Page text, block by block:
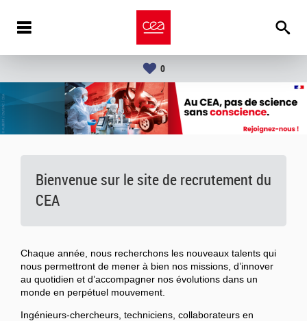
0
Bienvenue sur le site de recrutement du
CEA
Chaque année, nous recherchons les nouveaux talents qui
nous permettront de mener à bien nos missions, d’innover
au quotidien et d’accompagner nos évolutions dans un
monde en perpétuel mouvement.
Ingénieurs-chercheurs, techniciens, collaborateurs en